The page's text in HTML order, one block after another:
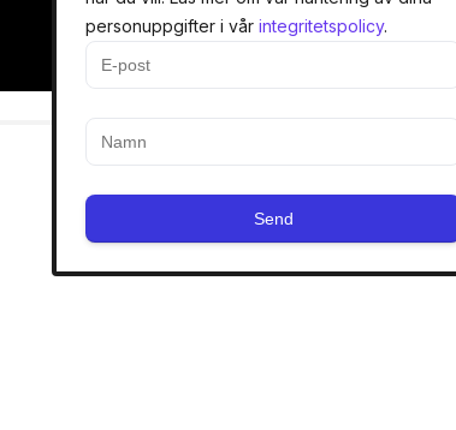
personuppgifter i vår integritetspolicy.
Send